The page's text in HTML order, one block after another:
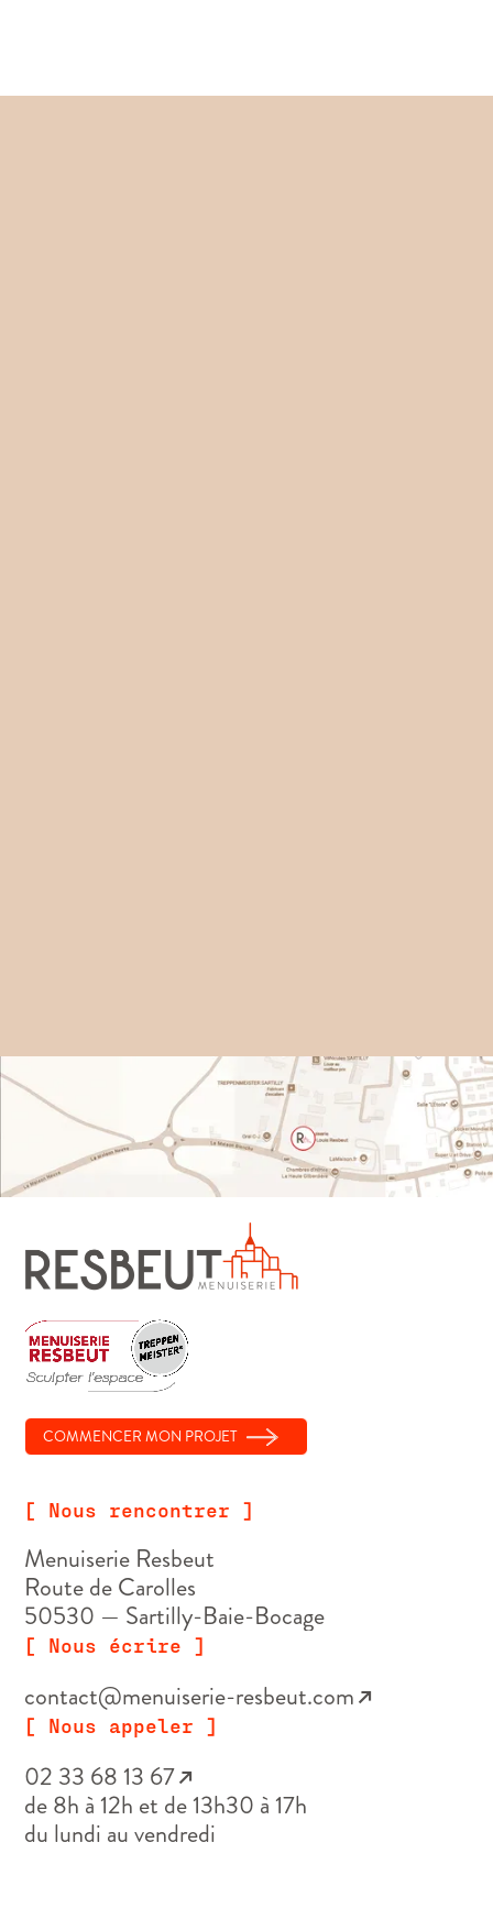
COMMENCER MON PROJET
[ Nous rencontrer ]
Menuiserie Resbeut
Route de Carolles
50530 — Sartilly-Baie-Bocage
[ Nous écrire ]
contact@menuiserie-resbeut.com↗
[ Nous appeler ]
02 33 68 13 67↗
de 8h à 12h et de 13h30 à 17h
du lundi au vendredi